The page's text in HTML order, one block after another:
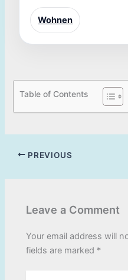
Wohnen
Table of Contents
PREVIOUS
Leave a Comment
Your email address will
fields are marked *